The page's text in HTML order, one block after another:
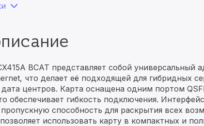
BCAT представляет собой универсальный
что делает её подходящей для гибридных
центров. Карта оснащена одним портом
обеспечивает гибкость подключения.
способность для раскрытия всех
использовать карту в компактных и